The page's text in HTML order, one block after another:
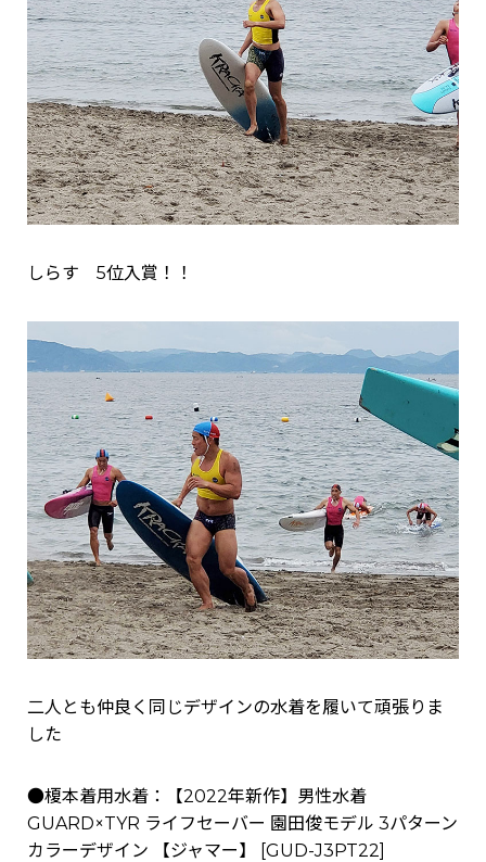
しらす 5位入賞！！
二人とも仲良く同じデザインの水着を履いて頑張りま
した
●榎本着用水着：
【2022年新作】男性水着
GUARD×TYR ライフセーバー 園田俊モデル 3パターン
カラーデザイン 【ジャマー】
[GUD-J3PT22]